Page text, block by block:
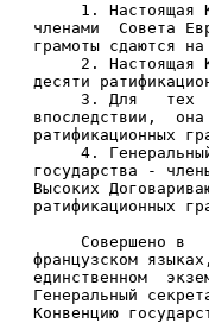
1. Настоящая
членами  Совета
грамоты сдаются
2. Настоящая
десяти
3. Для   тех
впоследствии,
ратификационных
4.
государства -
Высоких
ратификационных
Совершено в
французском
единственном
Генеральный
Конвенцию